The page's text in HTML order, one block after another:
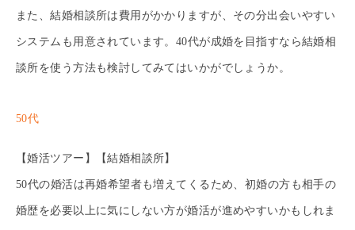
また、結婚相談所は費用がかかりますが、その分出会いやすい
システムも用意されています。40代が成婚を目指すなら結婚相
談所を使う方法も検討してみてはいかがでしょうか。
50代
【婚活ツアー】【結婚相談所】
50代の婚活は再婚希望者も増えてくるため、初婚の方も相手の
婚歴を必要以上に気にしない方が婚活が進めやすいかもしれま